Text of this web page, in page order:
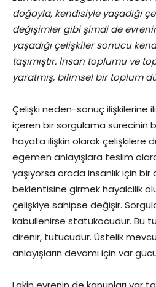
doğayla, kendisiyle yaşadığı
değişimler gibi şimdi de
yaşadığı çelişkiler sonucu
taşımıştır. İnsan toplumu ve
yaratmış, bilimsel bir toplum
Çelişki neden-sonuç ilişkilerine
içeren bir sorgulama sürecinin
hayata ilişkin olarak çelişkilere
egemen anlayışlara teslim
yaşıyorsa orada insanlık için bir
beklentisine girmek hayalcilik
çelişkiye sahipse değişir.
kabullenirse statükocudur. Bu
direnir, tutucudur. Üstelik
anlayışların devamı için var